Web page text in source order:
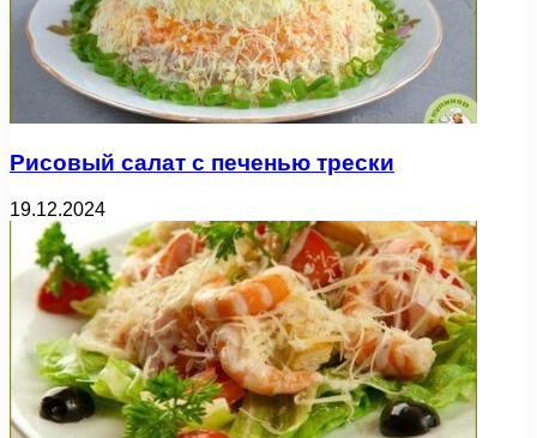
Рисовый салат с печенью трески
19.12.2024